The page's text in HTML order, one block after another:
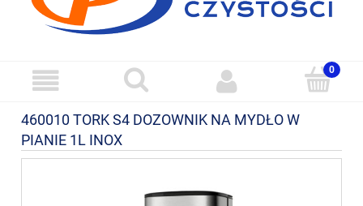
460010 TORK S4 DOZOWNIK NA MYDŁO W
PIANIE 1L INOX